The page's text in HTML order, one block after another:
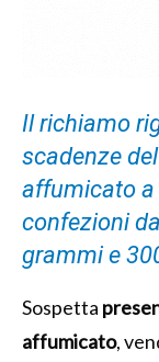
Il richiamo
scadenze
affumicato a
confezioni
grammi e
Sospetta
affumicato,